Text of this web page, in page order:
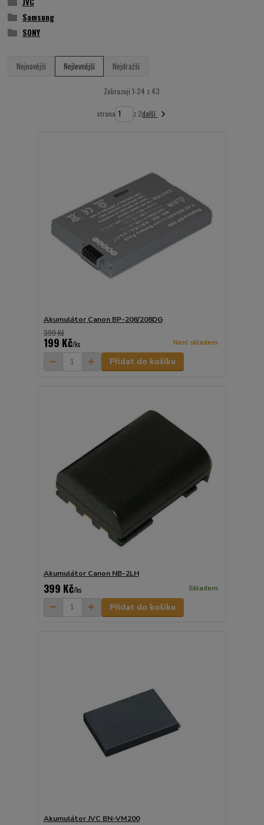
Samsung
SONY
Nejnovější Nejlevnější Nejdražší
Zobrazuji 1-24 z 43
strana z 2další
Akumulátor Canon BP-208/208DG
399 Kč
199 Kč/ks Není skladem
Přidat do košíku
Akumulátor Canon NB-2LH
399 Kč/ks Skladem
Přidat do košíku
Akumulátor JVC BN-VM200